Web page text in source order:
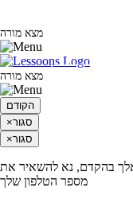
מצא מורה
מצא מורה
הקודם
×סגור
×סגור
אלך בהקדם, נא להשאיר את
מספר הטלפון שלך